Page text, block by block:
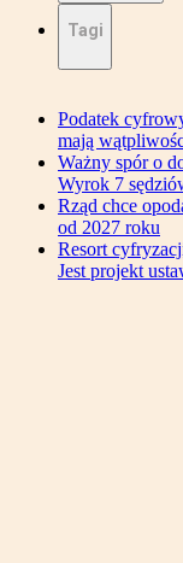
Tagi
Podatek
mają
Ważny spór o
Wyrok 7
Rząd chce
od 2027 roku
Resort
Jest projekt